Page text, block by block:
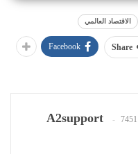
الاقتصاد العالمي
Share
Facebook
A2support